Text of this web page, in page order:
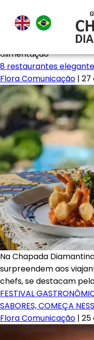
alimentação
8 restaurantes
Flora Comunicação | 27
Na Chapada
surpreendem aos
chefs, se destacam
FESTIVAL
SABORES, COMEÇA
Flora Comunicação | 25